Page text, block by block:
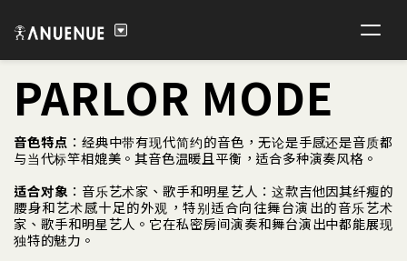
PARLOR MODE
音色特点 ：经典中带有现代简约的音色，无论是手感还是音质都
与当代标竿相媲美。其音色温暖且平衡，适合多种演奏风格。
适合对象 ：音乐艺术家、歌手和明星艺人：这款吉他因其纤瘦的
腰身和艺术感十足的外观，特别适合向往舞台演出的音乐艺术
家、歌手和明星艺人。它在私密房间演奏和舞台演出中都能展现
独特的魅力。